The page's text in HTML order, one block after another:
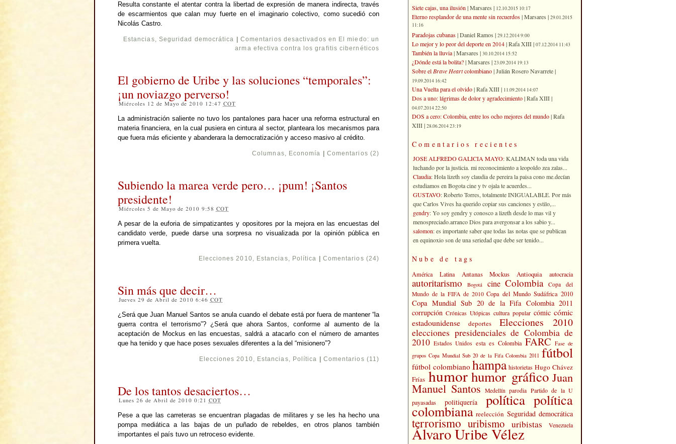
Resulta constante el atentar contra la libertad de expresión de manera indirecta, través
de escarmientos que calan muy fuerte en el imaginario colectivo, como sucedió con
Nicolás Castro.
Estancias, Seguridad democrática Comentarios desactivados en El miedo: un
arma efectiva contra los grafitis cibernéticos
El gobierno de Uribe y las soluciones “temporales”:
¡un noviazgo perverso!
Miércoles 12 de Mayo de 2010 12:47 COT
La administración saliente no tuvo los pantalones para hacer una reforma estructural en
materia financiera, en la cual pusiera en cintura al sector, planteara los mecanismos para
que fuera más eficiente y abanderara la democratización y acceso masivo al crédito.
Columnas, Economía Comentarios (2)
Subiendo la marea verde pero… ¡pum! ¡Santos
presidente!
Miércoles 5 de Mayo de 2010 9:58 COT
A pesar de la euforia de simpatizantes y opositores por la mejora en las encuestas del
candidato verde, puede darse una sorpresa no visualizada por la opinión pública en
primera vuelta.
Elecciones 2010, Estancias, Política Comentarios (24)
Sin más que decir…
Jueves 29 de Abril de 2010 6:46 COT
¿Será que Juan Manuel Santos se anula cuando el debate está por fuera de mantener “la
guerra contra el terrorismo”? ¿Será que ahora Santos, conforme al aumento de la
aceptación de Mockus en las encuestas, saldrá a atacarlo con el número de amantes
que ha tenido y que hace poses sexuales diferentes a la del “misionero”?
Elecciones 2010, Estancias, Política Comentarios (11)
De los tantos desaciertos…
Lunes 26 de Abril de 2010 0:21 COT
Pese a que las carreteras se encuentran plagadas de militares y se les ha hecho una
pompa mediática a las bajas de un puñado de rebeldes, en otros planos también
importantes el país tuvo un retroceso evidente.
Siete cajas, una ilusión | Marsares | 12.10.2015 10:17
Eterno resplandor de una mente sin recuerdos| Marsares | 29.01.2015
11:16
Paradojas cubanas| Daniel Ramos | 29.12.2014 9:00
Lo mejor y lo peor del deporte en 2014| Rafa XIII | 07.12.2014 11:43
También la lluvia| Marsares | 30.10.2014 15:52
¿Dónde está la bolita?| Marsares | 23.09.2014 19:13
Sobre el Brave Heartcolombiano| Julián Rosero Navarrete |
19.09.2014 16:42
Una Vuelta para el olvido| Rafa XIII | 11.09.2014 14:07
Dos a uno: lágrimas de dolor y agradecimiento| Rafa XIII |
04.07.2014 22:50
DOS a cero: Colombia, entre los ocho mejores del mundo| Rafa
XIII | 28.06.2014 23:19
Comentarios recientes
JOSE ALFREDO GALICIA MAYO: KALIMAN toda una vida
luchando por la justicia. mi reconocimiento a leopoldo zea zalas...
Claudia: Hola lizeth soy claudia de pereira la paisa cono me.decían
estudiamos en Bogota cine y tv ojala te acuerdes...
GUSTAVO: Roberto Torres, totalmente INIGUALABLE. Por más
que Carlos Vives ha querido copiar sus canciones y estilo,...
gendry: Yo soy gendry y conosco a lizeth desde lo mas vil y
menospreciado.arranco Dios para avergonsar a los sabio y...
salomon: es importante saber que todas las notas que se publican
en equinoxio son de una seriedad que debe ser tenido...
Nube de tags
América Latina Antanas Mockus Antioquia autocracia
autoritarismo Bogotá cine Colombia
Copa del
Mundo de la FIFA de 2010 Copa del Mundo Sudáfrica 2010
Copa Mundial Sub 20 de la Fifa Colombia 2011
corrupción Crónicas Utópicas cultura popular cómic cómic
estadounidense
deportes Elecciones 2010
elecciones presidenciales de Colombia de
2010 Estados Unidos esta es Colombia FARC Fase de
grupos Copa Mundial Sub 20 de la Fifa Colombia 2011 fútbol
fútbol colombiano hampa historietas Hugo Chávez
Frías humorhumor gráfico Juan
Manuel Santos Medellín parodia Partido de la U
payasadas
politiquería política política
colombiana reelección Seguridad democrática
terrorismo uribismo uribistas Venezuela
Álvaro Uribe Vélez